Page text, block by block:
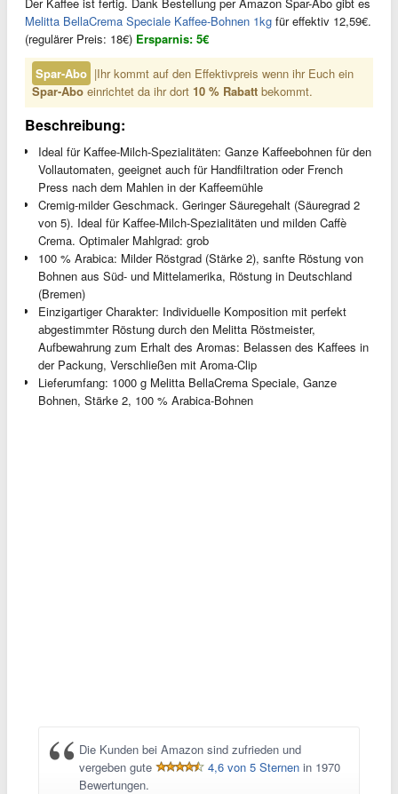
Melitta BellaCrema Speciale Kaffee-Bohnen 1kg für effektiv 12,59€.
(regulärer Preis: 18€) Ersparnis: 5€
Spar-Abo |Ihr kommt auf den Effektivpreis wenn ihr Euch ein
Spar-Aboeinrichtet da ihr dort 10 % Rabatt bekommt.
Beschreibung:
Ideal für Kaffee-Milch-Spezialitäten: Ganze Kaffeebohnen für den
Vollautomaten, geeignet auch für Handfiltration oder French
Press nach dem Mahlen in der Kaffeemühle
Cremig-milder Geschmack. Geringer Säuregehalt (Säuregrad 2
von 5). Ideal für Kaffee-Milch-Spezialitäten und milden Caffè
Crema. Optimaler Mahlgrad: grob
100 % Arabica: Milder Röstgrad (Stärke 2), sanfte Röstung von
Bohnen aus Süd- und Mittelamerika, Röstung in Deutschland
(Bremen)
Einzigartiger Charakter: Individuelle Komposition mit perfekt
abgestimmter Röstung durch den Melitta Röstmeister,
Aufbewahrung zum Erhalt des Aromas: Belassen des Kaffees in
der Packung, Verschließen mit Aroma-Clip
Lieferumfang: 1000 g Melitta BellaCrema Speciale, Ganze
Bohnen, Stärke 2, 100 % Arabica-Bohnen
Die Kunden bei Amazon sind zufrieden und
vergeben gute
4,6 von 5 Sternen in 1970
Bewertungen.